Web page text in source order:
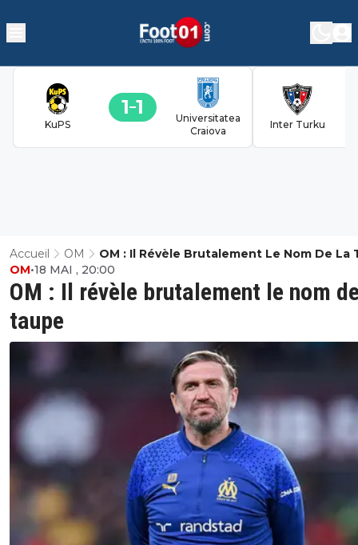
KuPS
1 1
Universitatea
Craiova
Inter Turku
Accueil OM OM : Il Révèle Brutalement Le Nom De La
OM : Il révèle brutalement le nom
taupe
OM•18 MAI , 20:00